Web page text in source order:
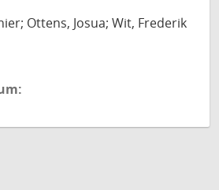
Ottens, Josua; Wit, Frederik